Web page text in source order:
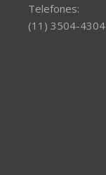
Telefones:
(11) 3504-4304